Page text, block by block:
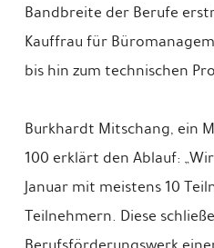
Bandbreite der Berufe
Kauffrau für
bis hin zum technischen
Burkhardt Mitschang, ein
100 erklärt den Ablauf:
Januar mit meistens 10
Teilnehmern. Diese